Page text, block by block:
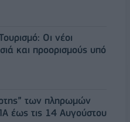
Οι νέοι
και προορισμούς υπό
των πληρωμών
έως τις 14 Αυγούστου